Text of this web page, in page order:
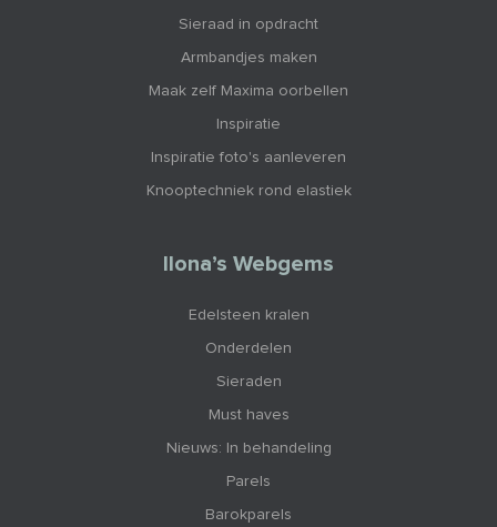
Sieraad in opdracht
Armbandjes maken
Maak zelf Maxima oorbellen
Inspiratie
Inspiratie foto's aanleveren
Knooptechniek rond elastiek
Ilona’s Webgems
Edelsteen kralen
Onderdelen
Sieraden
Must haves
Nieuws: In behandeling
Parels
Barokparels